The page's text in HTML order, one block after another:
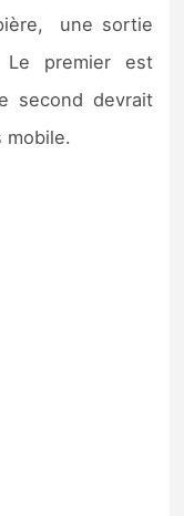
une sortie
premier est
second devrait
mobile.